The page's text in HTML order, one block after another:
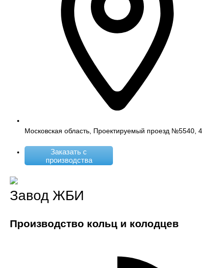
Московская область, Проектируемый проезд №5540, 4
Заказать с
производства
Завод ЖБИ
Производство кольц и колодцев